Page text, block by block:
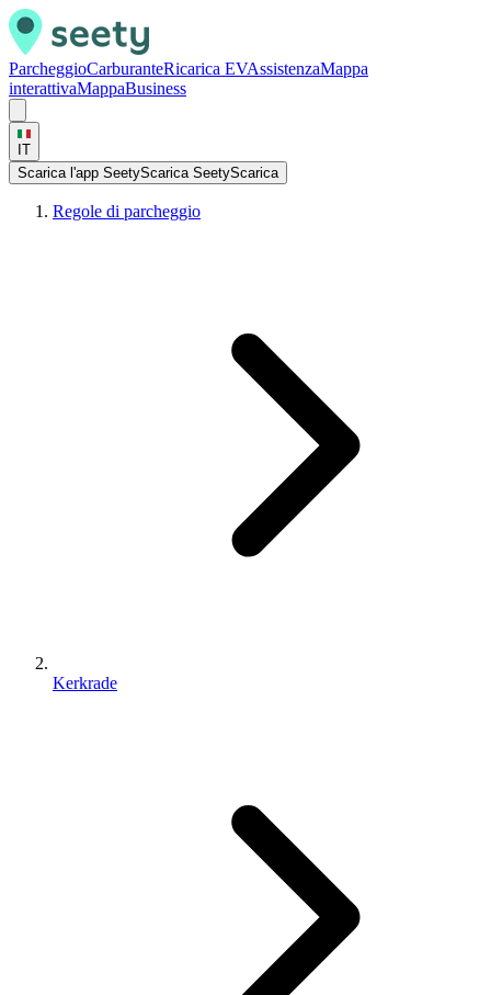
ParcheggioCarburanteRicarica EVAssistenzaMappa
interattivaMappaBusiness
IT
Scarica l'app SeetyScarica SeetyScarica
Regole di parcheggio
Kerkrade